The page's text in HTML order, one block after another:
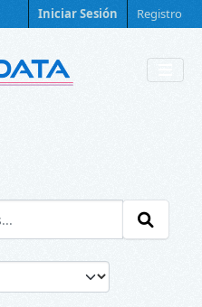
Iniciar Sesión Registro